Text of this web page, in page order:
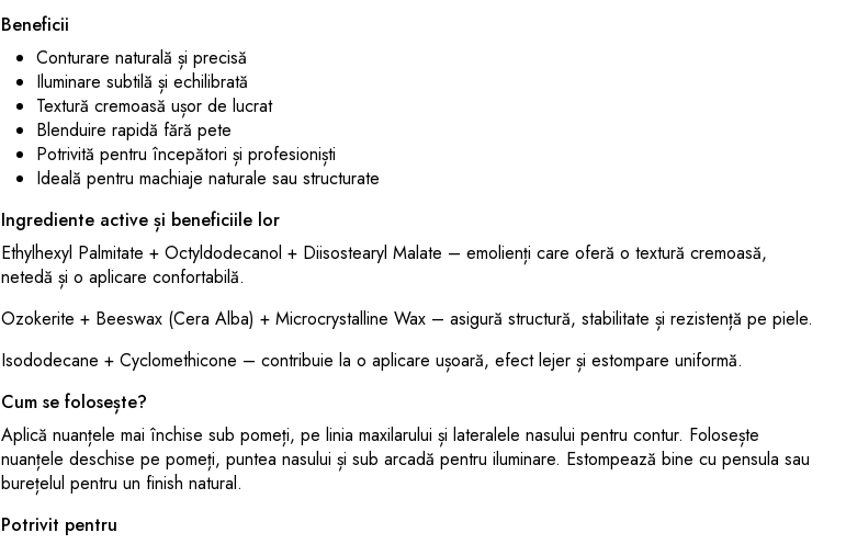
Beneficii
Conturare naturală și precisă
Iluminare subtilă și echilibrată
Textură cremoasă ușor de lucrat
Blenduire rapidă fără pete
Potrivită pentru începători și profesioniști
Ideală pentru machiaje naturale sau structurate
Ingrediente active și beneficiile lor
Ethylhexyl Palmitate + Octyldodecanol + Diisostearyl Malate – emolienți care oferă o textură cremoasă,
netedă și o aplicare confortabilă.
Ozokerite + Beeswax (Cera Alba) + Microcrystalline Wax – asigură structură, stabilitate și rezistență pe piele.
Isododecane + Cyclomethicone – contribuie la o aplicare ușoară, efect lejer și estompare uniformă.
Cum se folosește?
Aplică nuanțele mai închise sub pomeți, pe linia maxilarului și lateralele nasului pentru contur. Folosește
nuanțele deschise pe pomeți, puntea nasului și sub arcadă pentru iluminare. Estompează bine cu pensula sau
burețelul pentru un finish natural.
Potrivit pentru